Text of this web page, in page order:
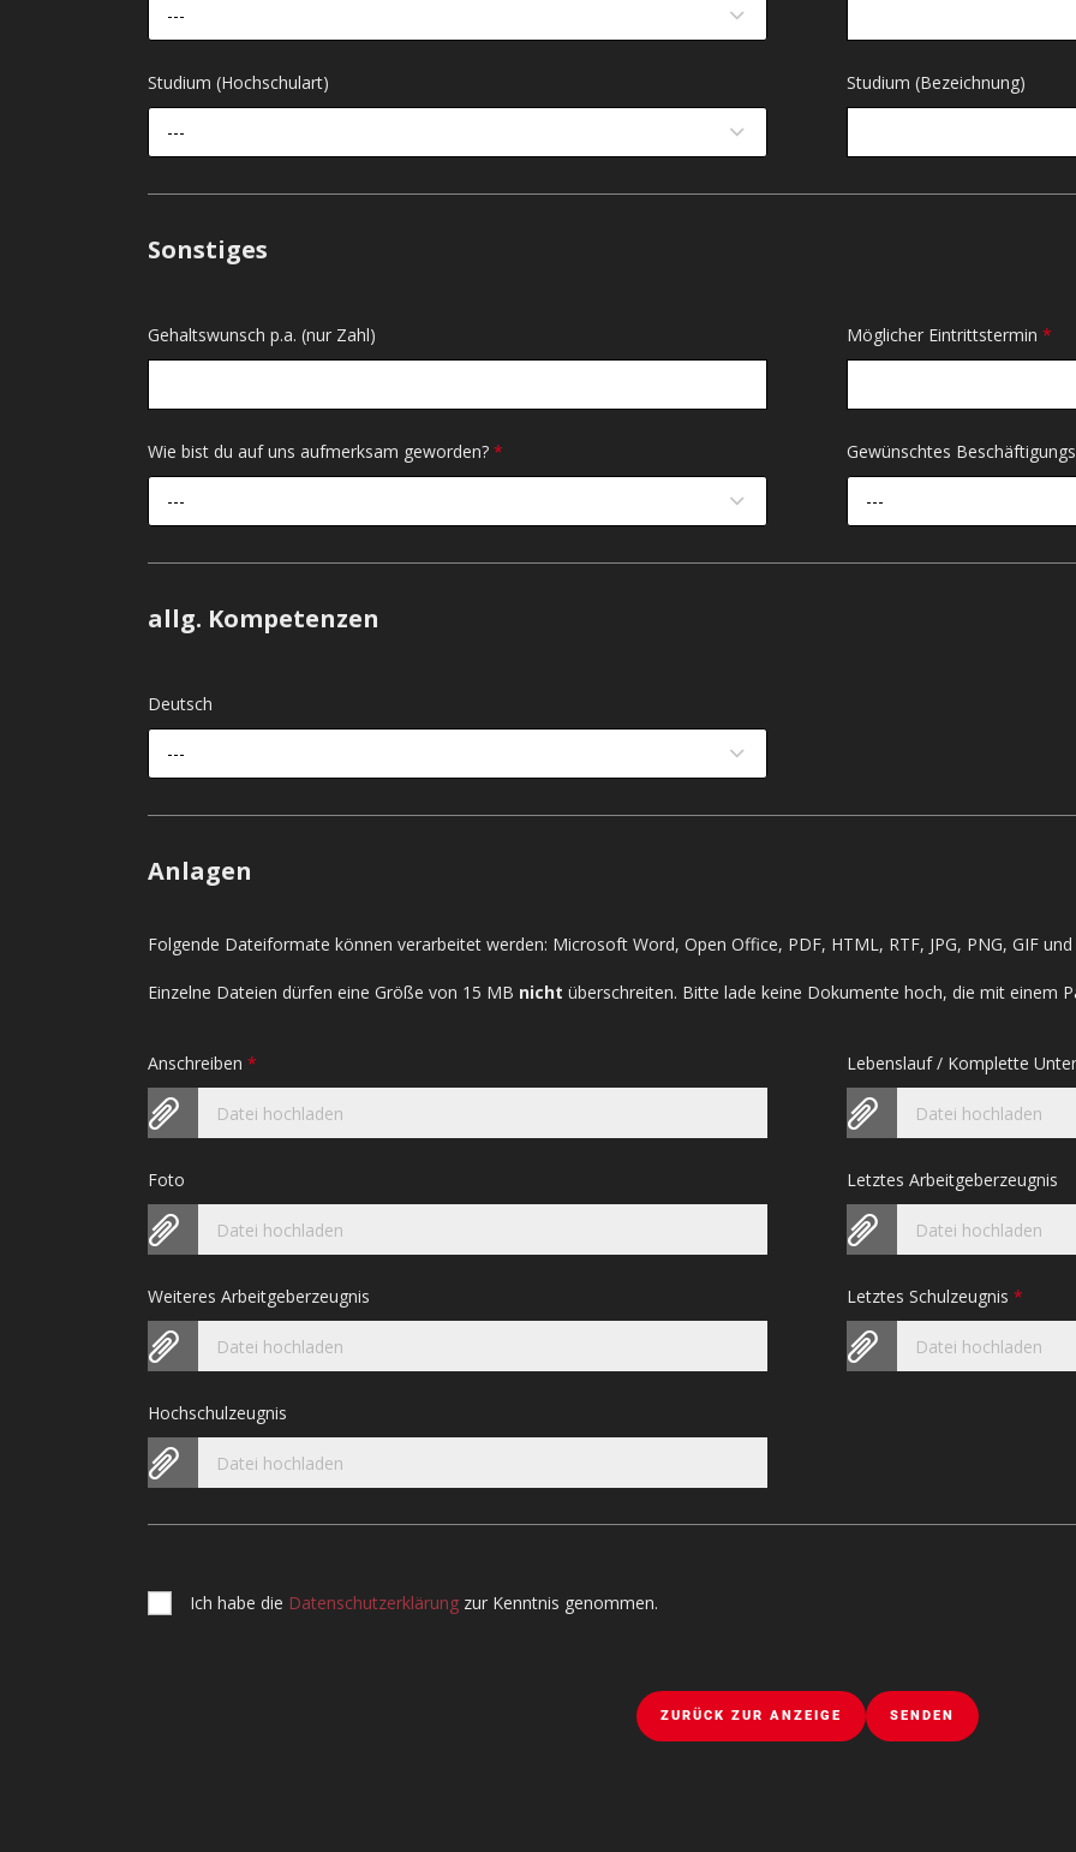
---
Studium (Hochschulart)
---
Studium (Bezeichnung)
Sonstiges
Gehaltswunsch p.a. (nur Zahl) Möglicher Eintrittstermin *
Wie bist du auf uns aufmerksam geworden? *
---
Gewünschtes
---
allg. Kompetenzen
Deutsch
---
Anlagen
Folgende Dateiformate können verarbeitet werden: Microsoft Word, Open Office, PDF, HTML, RTF, JPG, PNG, GIF
Einzelne Dateien dürfen eine Größe von 15 MB nicht überschreiten. Bitte lade keine Dokumente hoch, die mit einem
Anschreiben *
Datei hochladen
Lebenslauf / Komplette
Datei hochladen
Foto
Datei hochladen
Letztes Arbeitgeberzeugnis
Datei hochladen
Weiteres Arbeitgeberzeugnis
Datei hochladen
Letztes Schulzeugnis *
Datei hochladen
Hochschulzeugnis
Datei hochladen
Ich habe die Datenschutzerklärung zur Kenntnis genommen.
ZURÜCK ZUR ANZEIGE SENDEN